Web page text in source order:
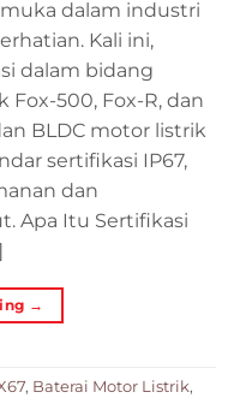
dalam industri
Kali ini,
dalam bidang
500, Fox-R, dan
BLDC motor listrik
sertifikasi IP67,
dan
Apa Itu Sertifikasi
→
, Baterai Motor Listrik,